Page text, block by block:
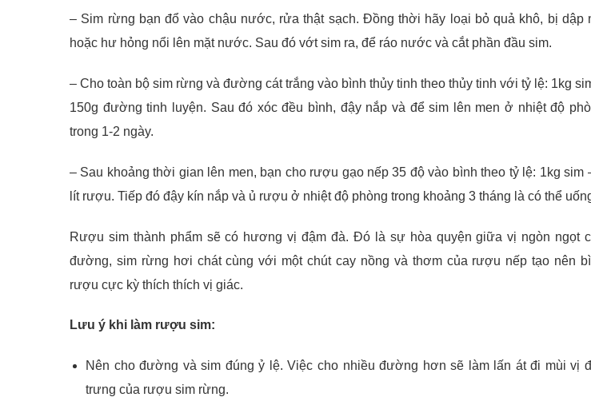
– Sim rừng bạn đổ vào chậu nước, rửa thật sạch. Đồng thời hãy loại bỏ quả khô, bị dập
hoặc hư hỏng nổi lên mặt nước. Sau đó vớt sim ra, để ráo nước và cắt phần đầu sim.
– Cho toàn bộ sim rừng và đường cát trắng vào bình thủy tinh theo thủy tinh với tỷ lệ: 1kg
150g đường tinh luyện. Sau đó xóc đều bình, đậy nắp và để sim lên men ở nhiệt độ
trong 1-2 ngày.
– Sau khoảng thời gian lên men, bạn cho rượu gạo nếp 35 độ vào bình theo tỷ lệ: 1kg sim
lít rượu. Tiếp đó đậy kín nắp và ủ rượu ở nhiệt độ phòng trong khoảng 3 tháng là có thể
Rượu sim thành phẩm sẽ có hương vị đậm đà. Đó là sự hòa quyện giữa vị ngòn ngọt
đường, sim rừng hơi chát cùng với một chút cay nồng và thơm của rượu nếp tạo nên
rượu cực kỳ thích thích vị giác.
Lưu ý khi làm rượu sim:
Nên cho đường và sim đúng ỷ lệ. Việc cho nhiều đường hơn sẽ làm lấn át đi mùi vị
trưng của rượu sim rừng.